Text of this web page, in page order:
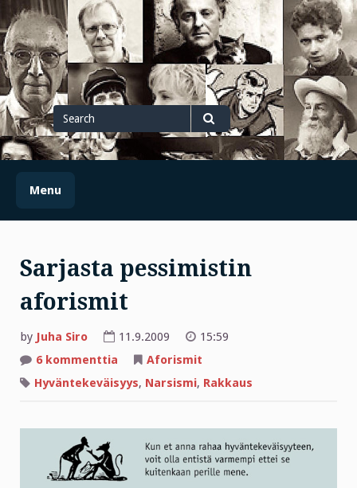
Skip
to
content
Search
for
Search
Menu
Sarjasta pessimistin
aforismit
by Juha Siro 11.9.2009
15:59
6 kommenttia artikkeliin
pessimistin
aforismit
Aforismit
Hyväntekeväisyys, Narsismi, Rakkaus